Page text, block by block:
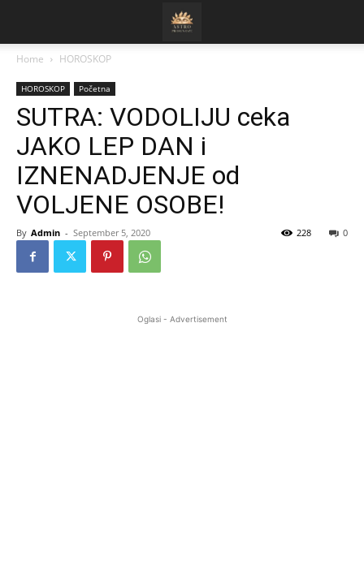
Home HOROSKOP
HOROSKOP Početna
SUTRA: VODOLIJU ceka
JAKO LEP DAN i
IZNENADJENJE od
VOLJENE OSOBE!
By Admin - September 5, 2020 0
228
Oglasi - Advertisement